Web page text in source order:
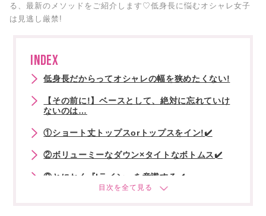
る、最新のメソッドをご紹介します♡低身長に悩むオシャレ女子
は見逃し厳禁!
INDEX
低身長だからってオシャレの幅を狭めたくない!
【その前に!】ベースとして、絶対に忘れていけ
ないのは…
①ショート丈トップスorトップスをイン!✔️
②ボリューミーなダウン×タイトなボトムス✔️
③とにかく『Iライン』を意識する✔️